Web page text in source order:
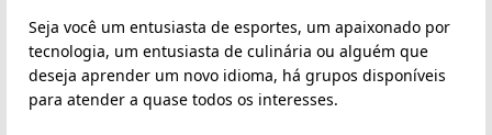
Seja você um entusiasta de esportes, um apaixonado por
tecnologia, um entusiasta de culinária ou alguém que
deseja aprender um novo idioma, há grupos disponíveis
para atender a quase todos os interesses.